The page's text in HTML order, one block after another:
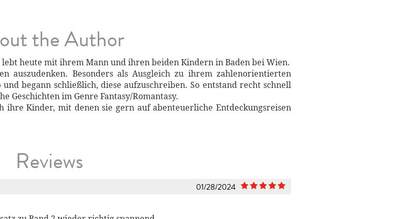
the Author
heute mit ihrem Mann und ihren beiden Kindern in Baden bei Wien.
auszudenken. Besonders als Ausgleich zu ihrem zahlenorientierten
begann schließlich, diese aufzuschreiben. So entstand recht schnell
Geschichten im Genre Fantasy/Romantasy.
Kinder, mit denen sie gern auf abenteuerliche Entdeckungsreisen
Reviews
01/28/2024